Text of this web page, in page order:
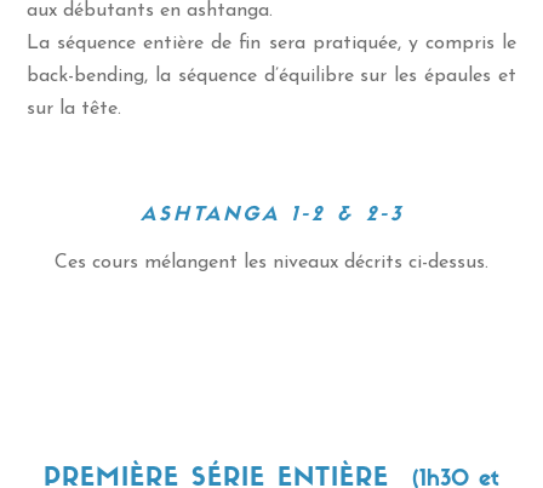
aux débutants en ashtanga.
La séquence entière de fin sera pratiquée, y compris le
back-bending, la séquence d’équilibre sur les épaules et
sur la tête.
ASHTANGA 1-2 & 2-3
Ces cours mélangent les niveaux décrits ci-dessus.
PREMIÈRE SÉRIE ENTIÈRE (1h30 et